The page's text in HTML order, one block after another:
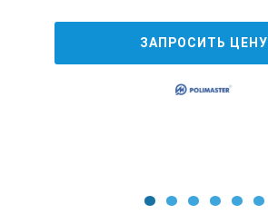
ЗАПРОСИТЬ ЦЕНУ